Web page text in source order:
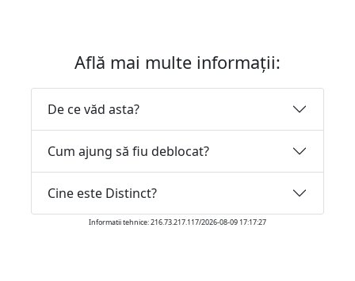
Află mai multe informații:
De ce văd asta?
Cum ajung să fiu deblocat?
Cine este Distinct?
Informatii tehnice: 216.73.217.117/2026-08-09 17:17:27